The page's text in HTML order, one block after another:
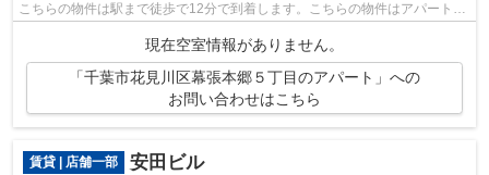
こちらの物件は駅まで徒歩で12分で到着します。こちらの物件はアパートで
現在空室情報がありません。
「千葉市花見川区幕張本郷５丁目のアパート」への
お問い合わせはこちら
賃貸 | 店舗一部 安田ビル